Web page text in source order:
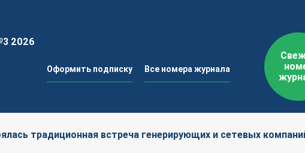
2026
Оформить подписку Все номера журнала
традиционная встреча генерирующих и сетевых